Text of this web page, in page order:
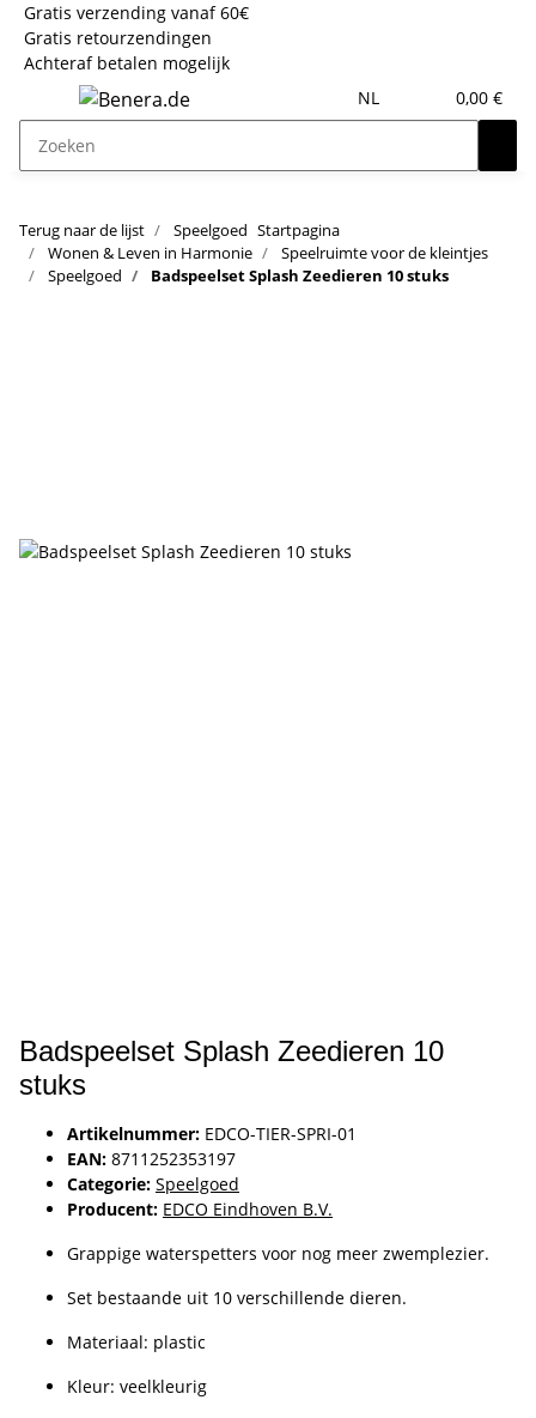
Gratis verzending vanaf 60€
Gratis retourzendingen
Achteraf betalen mogelijk
NL
0,00 €
Terug naar de lijst Speelgoed Startpagina
Wonen & Leven in Harmonie
Speelruimte voor de kleintjes
Speelgoed
Badspeelset Splash Zeedieren 10 stuks
Badspeelset Splash Zeedieren 10
stuks
Artikelnummer: EDCO-TIER-SPRI-01
EAN: 8711252353197
Categorie: Speelgoed
Producent: EDCO Eindhoven B.V.
Grappige waterspetters voor nog meer zwemplezier.
Set bestaande uit 10 verschillende dieren.
Materiaal: plastic
Kleur: veelkleurig